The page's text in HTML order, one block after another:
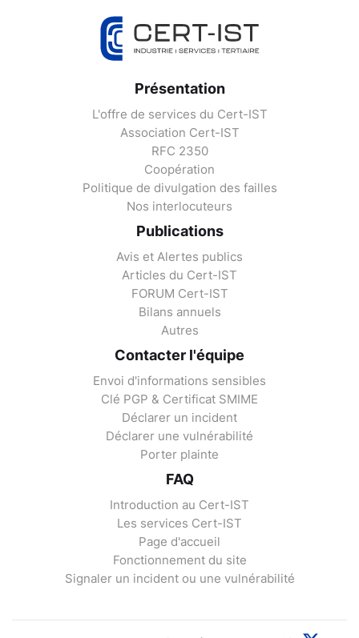
Présentation
L'offre de services du Cert-IST
Association Cert-IST
RFC 2350
Coopération
Politique de divulgation des failles
Nos interlocuteurs
Publications
Avis et Alertes publics
Articles du Cert-IST
FORUM Cert-IST
Bilans annuels
Autres
Contacter l'équipe
Envoi d'informations sensibles
Clé PGP & Certificat SMIME
Déclarer un incident
Déclarer une vulnérabilité
Porter plainte
FAQ
Introduction au Cert-IST
Les services Cert-IST
Page d'accueil
Fonctionnement du site
Signaler un incident ou une vulnérabilité